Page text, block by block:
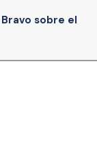
sobre el